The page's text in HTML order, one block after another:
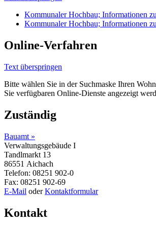
Kommunaler Hochbau; Informationen
Kommunaler Hochbau; Informationen
Online-Verfahren
Text überspringen
Bitte wählen Sie in der Suchmaske Ihren
Sie verfügbaren Online-Dienste angezeigt
Zuständig
Bauamt »
Verwaltungsgebäude I
Tandlmarkt 13
86551 Aichach
Telefon: 08251 902-0
Fax: 08251 902-69
E-Mail oderKontaktformular
Kontakt